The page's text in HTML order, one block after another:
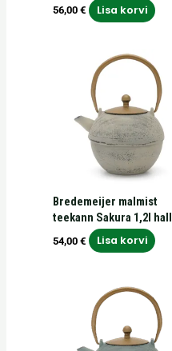
56,00€ Lisa korvi
Bredemeijer malmist
teekann Sakura 1,2l hall
54,00€ Lisa korvi